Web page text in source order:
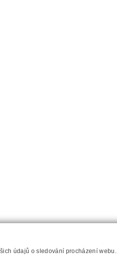
údajů o sledování procházení webu.